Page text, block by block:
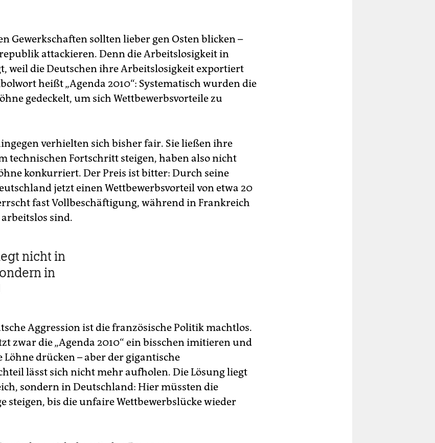
Gewerkschaften sollten lieber gen Osten blicken –
attackieren. Denn die Arbeitslosigkeit in
weil die Deutschen ihre Arbeitslosigkeit exportiert
heißt „Agenda 2010“: Systematisch wurden die
gedeckelt, um sich Wettbewerbsvorteile zu
verhielten sich bisher fair. Sie ließen ihre
technischen Fortschritt steigen, haben also nicht
konkurriert. Der Preis ist bitter: Durch seine
jetzt einen Wettbewerbsvorteil von etwa 20
fast Vollbeschäftigung, während in Frankreich
sind.
nicht in
in
Aggression ist die französische Politik machtlos.
zwar die „Agenda 2010“ ein bisschen imitieren und
Löhne drücken – aber der gigantische
lässt sich nicht mehr aufholen. Die Lösung liegt
sondern in Deutschland: Hier müssten die
steigen, bis die unfaire Wettbewerbslücke wieder